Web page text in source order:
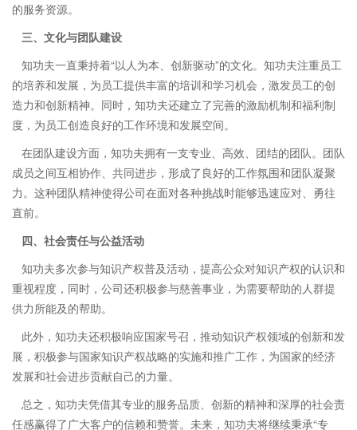
的服务资源。
三、文化与团队建设
知功夫一直秉持着“以人为本、创新驱动”的文化。知功夫注重员工
的培养和发展，为员工提供丰富的培训和学习机会，激发员工的创
造力和创新精神。同时，知功夫还建立了完善的激励机制和福利制
度，为员工创造良好的工作环境和发展空间。
在团队建设方面，知功夫拥有一支专业、高效、团结的团队。团队
成员之间互相协作、共同进步，形成了良好的工作氛围和团队凝聚
力。这种团队精神使得公司在面对各种挑战时能够迅速应对、勇往
直前。
四、社会责任与公益活动
知功夫多次参与知识产权普及活动，提高公众对知识产权的认识和
重视程度，同时，公司还积极参与慈善事业，为需要帮助的人群提
供力所能及的帮助。
此外，知功夫还积极响应国家号召，推动知识产权领域的创新和发
展，积极参与国家知识产权战略的实施和推广工作，为国家的经济
发展和社会进步贡献自己的力量。
总之，知功夫凭借其专业的服务品质、创新的精神和深厚的社会责
任感赢得了广大客户的信赖和赞誉。未来，知功夫将继续秉承“专